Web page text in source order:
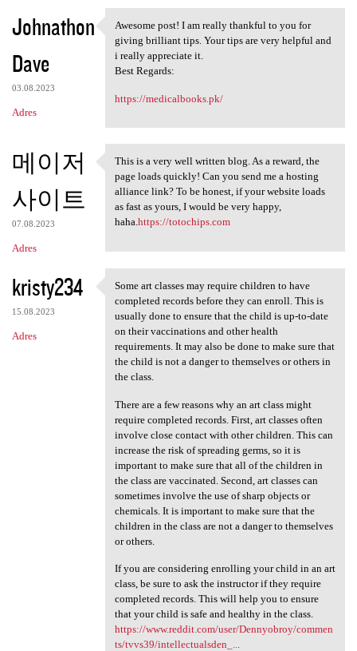
Johnathon
Dave
03.08.2023
Adres
Awesome post! I am really
Awesome post! I am really thankful to you for
giving brilliant tips. Your tips are very helpful and
i really appreciate it.
Best Regards:
https://medicalbooks.pk/
메이저
사이트
07.08.2023
Adres
This is a very well written
This is a very well written blog. As a reward, the
page loads quickly! Can you send me a hosting
alliance link? To be honest, if your website loads
as fast as yours, I would be very happy,
haha.https://totochips.com
kristy234
15.08.2023
Adres
Some art classes may require
Some art classes may require children to have
completed records before they can enroll. This is
usually done to ensure that the child is up-to-date
on their vaccinations and other health
requirements. It may also be done to make sure that
the child is not a danger to themselves or others in
the class.
There are a few reasons why an art class might
require completed records. First, art classes often
involve close contact with other children. This can
increase the risk of spreading germs, so it is
important to make sure that all of the children in
the class are vaccinated. Second, art classes can
sometimes involve the use of sharp objects or
chemicals. It is important to make sure that the
children in the class are not a danger to themselves
or others.
If you are considering enrolling your child in an art
class, be sure to ask the instructor if they require
completed records. This will help you to ensure
that your child is safe and healthy in the class.
https://www.reddit.com/user/Dennyobroy/commen
ts/tvvs39/intellectualsden_...